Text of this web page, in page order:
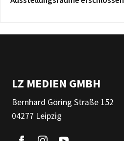
LZ MEDIEN GMBH
Bernhard Göring Straße 152
04277 Leipzig